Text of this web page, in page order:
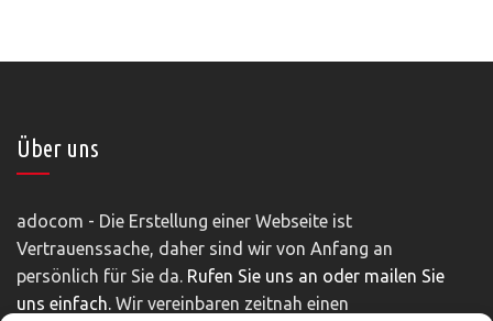
Über uns
adocom - Die Erstellung einer Webseite ist
Vertrauenssache, daher sind wir von Anfang an
persönlich für Sie da. Rufen Sie uns an oder mailen Sie
uns einfach. Wir vereinbaren zeitnah einen